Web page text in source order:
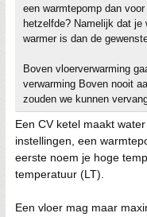
een warmtepomp dan
hetzelfde? Namelijk dat
warmer is dan de
Boven vloerverwarming
verwarming Boven nooit
zouden we kunnen
Een CV ketel maakt
instellingen, een
eerste noem je hoge
temperatuur (LT).
Een vloer mag maar